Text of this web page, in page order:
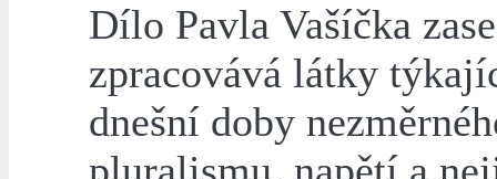
Dílo Pavla Vašíčka zase
zpracovává látky
dnešní doby